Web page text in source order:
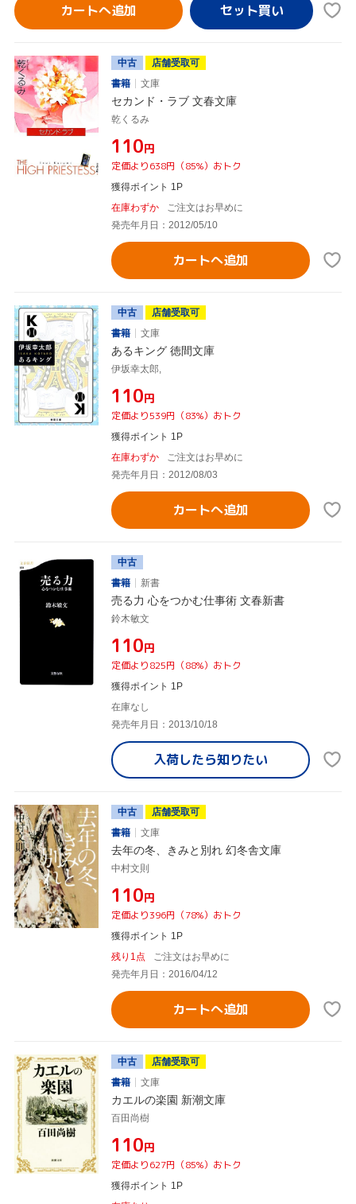
カートへ追加
中古
店舗受取可
書籍
文庫
セカンド・ラブ 文春文庫
乾くるみ
¥110円
定価より638円（85%）おトク
獲得ポイント 1P
在庫わずか
ご注文はお早めに
発売年月日：2012/05/10
カートへ追加
中古
店舗受取可
書籍
文庫
あるキング 徳間文庫
伊坂幸太郎,
¥110円
定価より539円（83%）おトク
獲得ポイント 1P
在庫わずか
ご注文はお早めに
発売年月日：2012/08/03
カートへ追加
中古
書籍
新書
売る力 心をつかむ仕事術 文春新書
鈴木敏文
¥110円
定価より825円（88%）おトク
獲得ポイント 1P
在庫なし
発売年月日：2013/10/18
入荷したら知りたい
中古
店舗受取可
書籍
文庫
去年の冬、きみと別れ 幻冬舎文庫
中村文則
¥110円
定価より396円（78%）おトク
獲得ポイント 1P
残り1点
ご注文はお早めに
発売年月日：2016/04/12
カートへ追加
中古
店舗受取可
書籍
文庫
カエルの楽園 新潮文庫
百田尚樹
¥110円
定価より627円（85%）おトク
獲得ポイント 1P